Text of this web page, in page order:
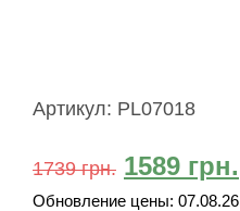
Артикул: PL07018
1739грн. 1589 грн.
Обновление цены: 07.08.26